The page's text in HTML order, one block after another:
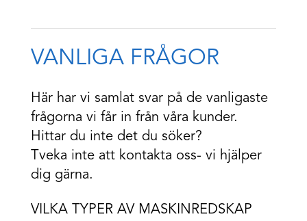
VANLIGA FRÅGOR
Här har vi samlat svar på de vanligaste
frågorna vi får in från våra kunder.
Hittar du inte det du söker?
Tveka inte att kontakta oss- vi hjälper
dig gärna.
VILKA TYPER AV MASKINREDSKAP